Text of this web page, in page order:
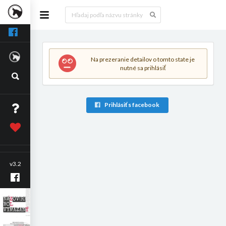
v3.2
Na prezeranie detailov o tomto state je
nutné sa prihlásiť
Prihlásiť s facebook